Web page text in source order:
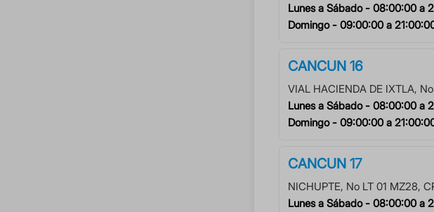
Lunes a Sábado - 08:00:00a
Domingo - 09:00:00a
CANCUN 16
VIAL HACIENDA DE IXTLA, No
Lunes a Sábado - 08:00:00a
Domingo - 09:00:00a
CANCUN 17
NICHUPTE, No LT 01 MZ28,
Lunes a Sábado - 08:00:00a